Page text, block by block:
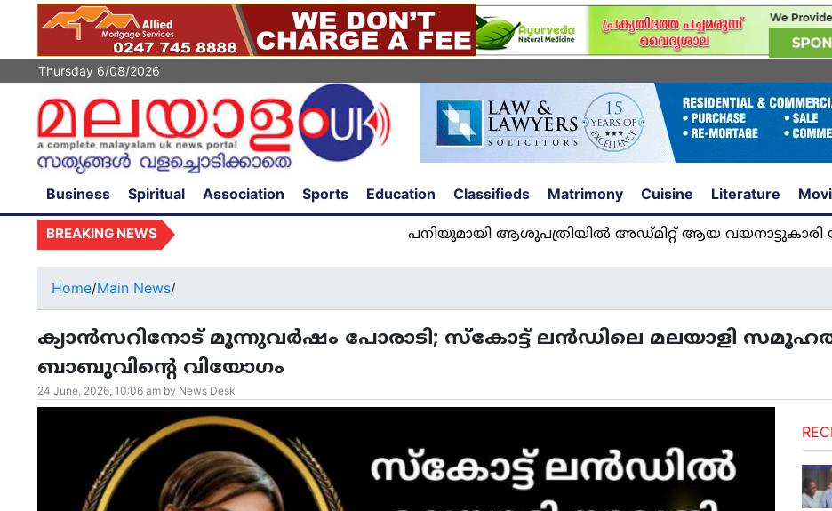
Thursday 6/08/2026
Business Spiritual Association Sports Education Classifieds Matrimony Cuisine Literature
BREAKING NEWS പനിയുമായി ആശുപത്രിയിൽ അഡ്മിറ്റ് ആയ വയനാട്ടുകാരി
Home/Main News/
ക്യാൻസറിനോട് മൂന്നുവർഷം പോരാടി; സ്കോട്ട് ലൻഡിലെ മലയാളി
ബാബുവിന്റെ വിയോഗം
24 June, 2026, 10:06 am by News Desk